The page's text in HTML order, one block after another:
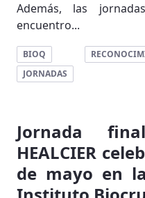
Además, las
encuentro...
BIOQ
JORNADAS
Jornada
HEALCIER
de mayo en